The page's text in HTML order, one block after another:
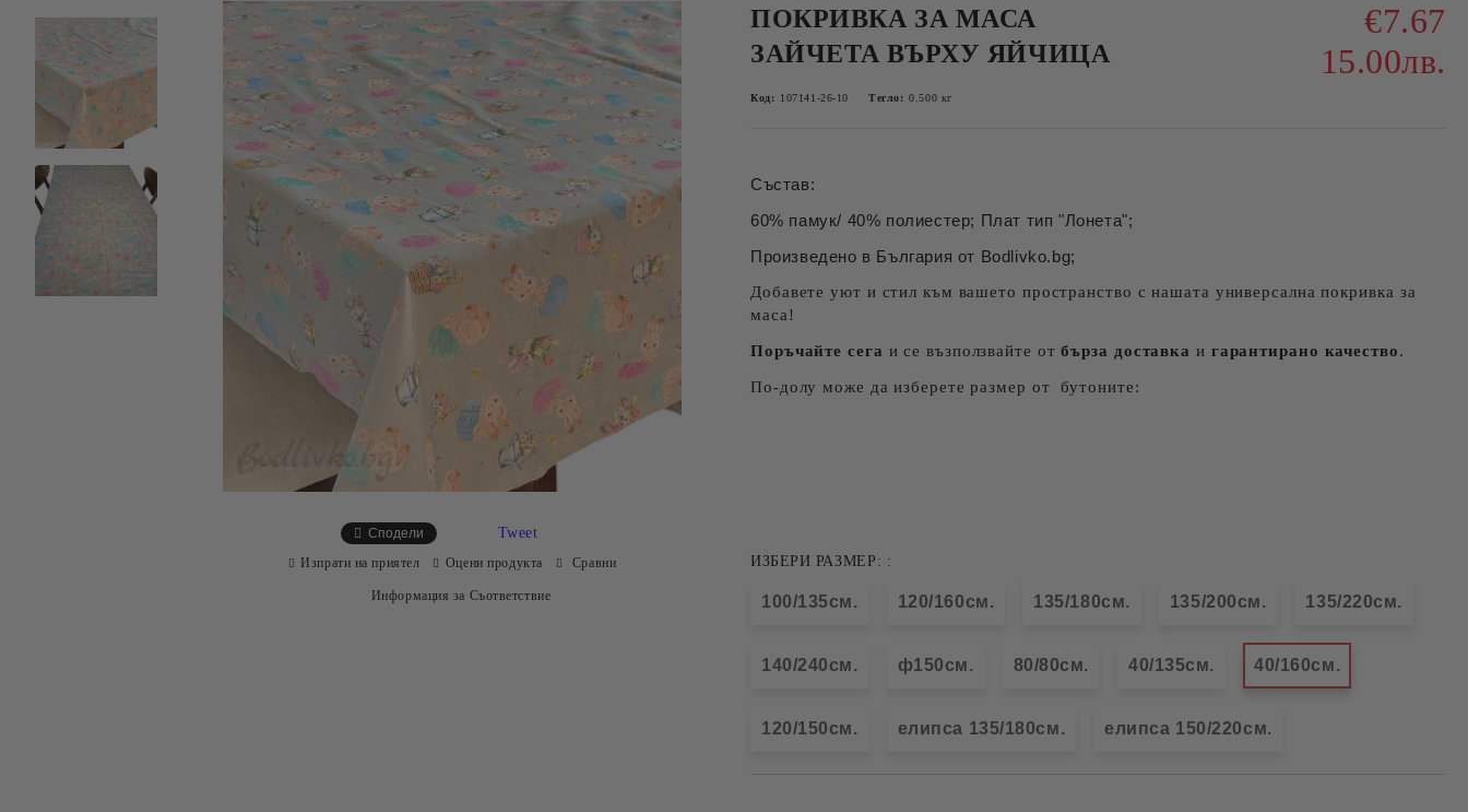
ПОКРИВКА ЗА МАСА
ЗАЙЧЕТА ВЪРХУ ЯЙЧИЦА
€7.67
15.00лв.
Код: 107141-26-10 Тегло: 0.500 кг
Състав:
60% памук/ 40% полиестер; Плат тип "Лонета";
Произведено в България от Bodlivko.bg;
Добавете уют и стил към вашето пространство с нашата универсална покривка за
маса!
Поръчайте сега и се възползвайте отбърза доставка и гарантирано качество.
По-долу може да изберете размер от бутоните:
ИЗБЕРИ РАЗМЕР: :
100/135см. 120/160см. 135/180см. 135/200см. 135/220см.
140/240см. ф150см. 80/80см. 40/135см. 40/160см.
120/150см. елипса 135/180см. елипса 150/220см.
Сподели Tweet
Изпрати на приятел Оцени продукта Сравни
Информация за Съответствие